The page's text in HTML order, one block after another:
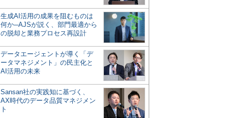
生成AI活用の成果を阻むものは
何か─AJSが説く、部門最適から
の脱却と業務プロセス再設計
データエージェントが導く「デ
ータマネジメント」の民主化と
AI活用の未来
Sansan社の実践知に基づく、
AX時代のデータ品質マネジメン
ト